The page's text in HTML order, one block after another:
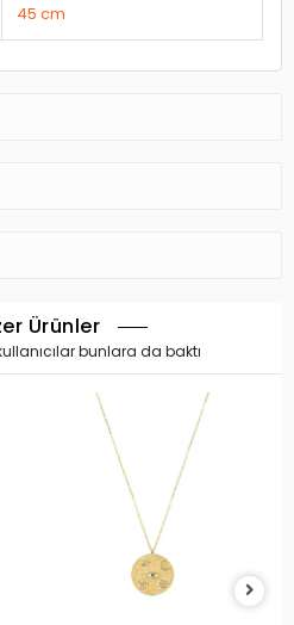
45 cm
Ürünler
bunlara da baktı